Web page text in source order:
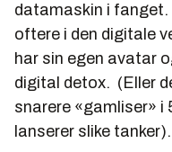
datamaskin i
oftere i den digitale
har sin egen avatar
digital detox. (Eller
snarere «gamliser»
lanserer slike tanker).